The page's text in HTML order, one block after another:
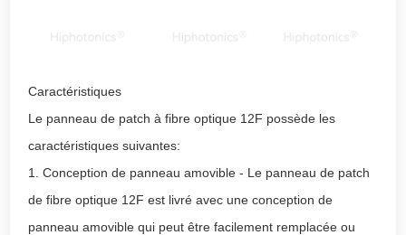
Caractéristiques
Le panneau de patch à fibre optique 12F possède les
caractéristiques suivantes:
1. Conception de panneau amovible - Le panneau de patch
de fibre optique 12F est livré avec une conception de
panneau amovible qui peut être facilement remplacée ou